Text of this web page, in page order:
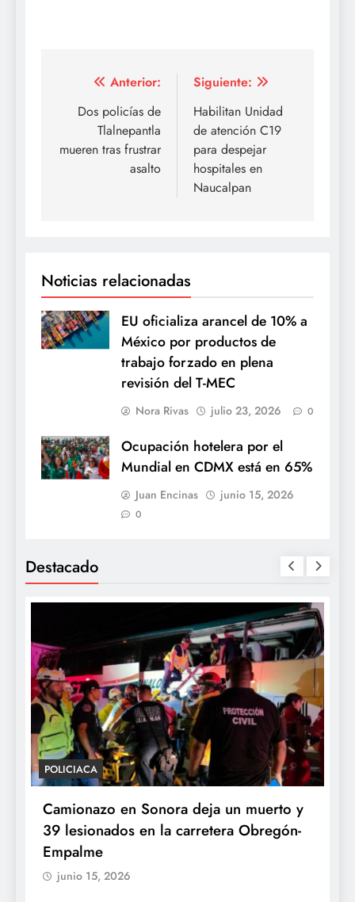
Navegación
de
entradas
Anterior:
Dos policías de
Tlalnepantla
mueren tras frustrar
asalto
Siguiente:
Habilitan Unidad
de atención C19
para despejar
hospitales en
Naucalpan
Noticias relacionadas
EU oficializa arancel de 10% a
México por productos de
trabajo forzado en plena
revisión del T-MEC
Nora Rivas julio 23, 2026 0
Ocupación hotelera por el
Mundial en CDMX está en 65%
Juan Encinas junio 15, 2026
0
Destacado
POLICIACA
Camionazo en Sonora deja un muerto y
39 lesionados en la carretera Obregón-
Empalme
junio 15, 2026